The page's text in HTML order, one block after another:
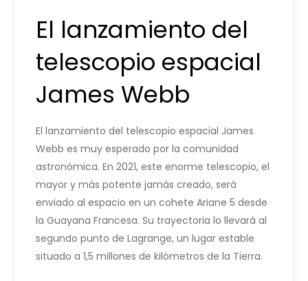
El lanzamiento del
telescopio espacial
James Webb
El lanzamiento del telescopio espacial James
Webb es muy esperado por la comunidad
astronómica. En 2021, este enorme telescopio, el
mayor y más potente jamás creado, será
enviado al espacio en un cohete Ariane 5 desde
la Guayana Francesa. Su trayectoria lo llevará al
segundo punto de Lagrange, un lugar estable
situado a 1,5 millones de kilómetros de la Tierra.